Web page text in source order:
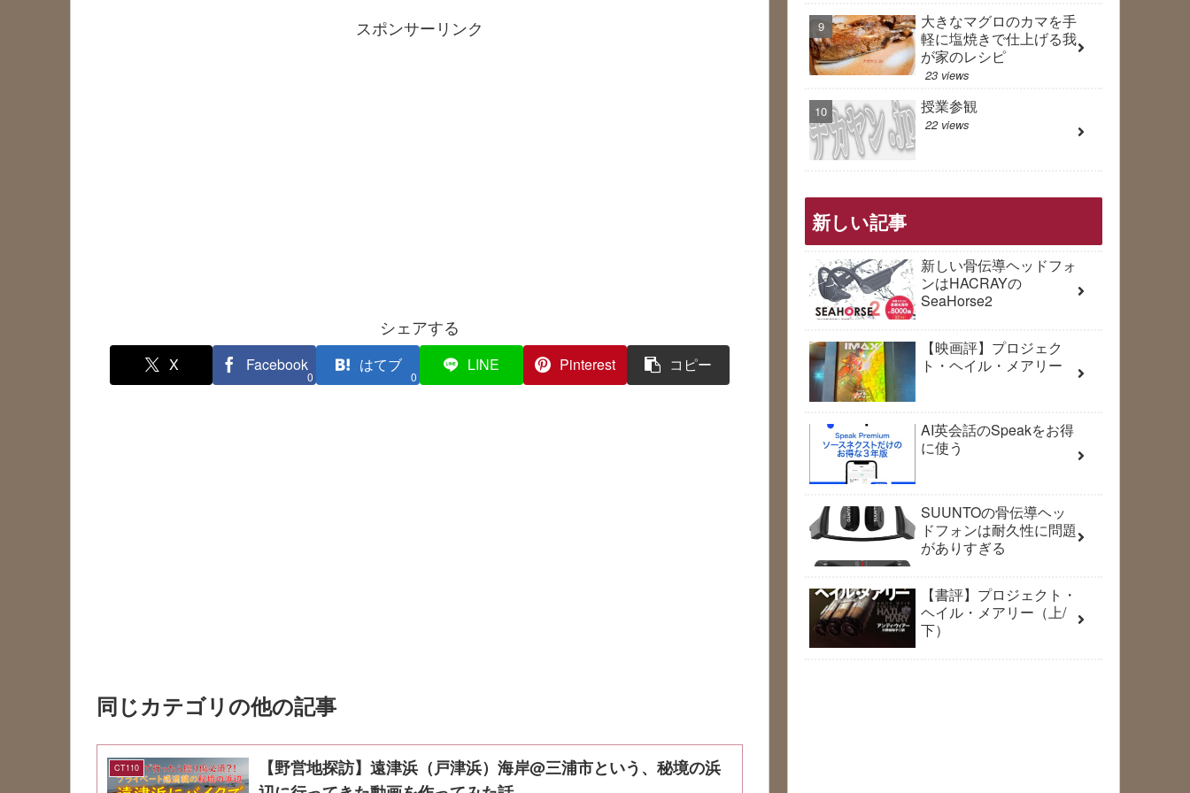
スポンサーリンク
シェアする
X Facebook
0
はてブ
0
LINE Pinterest コピー
同じカテゴリの他の記事
CT110
【野営地探訪】遠津浜（戸津浜）海岸@三浦市という、秘境の浜
大きなマグロのカマを手
軽に塩焼きで仕上げる我
が家のレシピ
23 views
授業参観
22 views
新しい記事
新しい骨伝導ヘッドフォ
ンはHACRAYの
SeaHorse2
【映画評】プロジェク
ト・ヘイル・メアリー
AI英会話のSpeakをお得
に使う
SUUNTOの骨伝導ヘッ
ドフォンは耐久性に問題
がありすぎる
【書評】プロジェクト・
ヘイル・メアリー（上/
下）